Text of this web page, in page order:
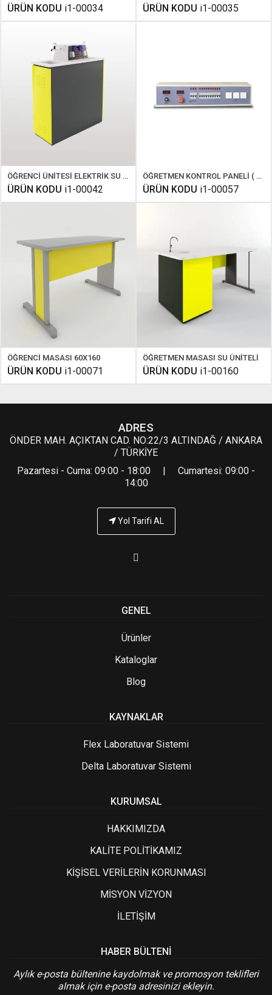
ÜRÜN KODU i1-00034 ÜRÜN KODU i1-00035
ÖĞRENCİ ÜNİTESİ ELEKTRİK SU GAZ ÇİFT TARAFLI ( TEK YÜZLÜ )
ÜRÜN KODU i1-00042
ÖĞRETMEN KONTROL PANELİ ( MASA ÜSTÜ 60 CM )
ÜRÜN KODU i1-00057
ÖĞRENCİ MASASI 60X160
ÜRÜN KODU i1-00071
ÖĞRETMEN MASASI SU ÜNİTELİ
ÜRÜN KODU i1-00160
ADRES
ÖNDER MAH. AÇIKTAN CAD. NO:22/3 ALTINDAĞ / ANKARA
/ TÜRKİYE
Pazartesi - Cuma: 09:00 - 18:00 | Cumartesi: 09:00 -
14:00
Yol Tarifi AL
GENEL
Ürünler
Kataloglar
Blog
KAYNAKLAR
Flex Laboratuvar Sistemi
Delta Laboratuvar Sistemi
KURUMSAL
HAKKIMIZDA
KALİTE POLİTİKAMIZ
KİŞİSEL VERİLERİN KORUNMASI
MİSYON VİZYON
İLETİŞİM
HABER BÜLTENI
Aylık e-posta bültenine kaydolmak ve promosyon teklifleri
almak için e-posta adresinizi ekleyin.